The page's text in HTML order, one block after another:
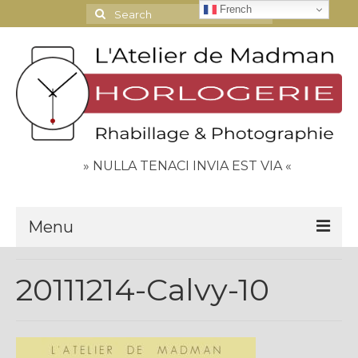
Search
for:
» NULLA TENACI INVIA EST VIA «
Menu
Contact
Espace Clients
20111214-Calvy-10
French